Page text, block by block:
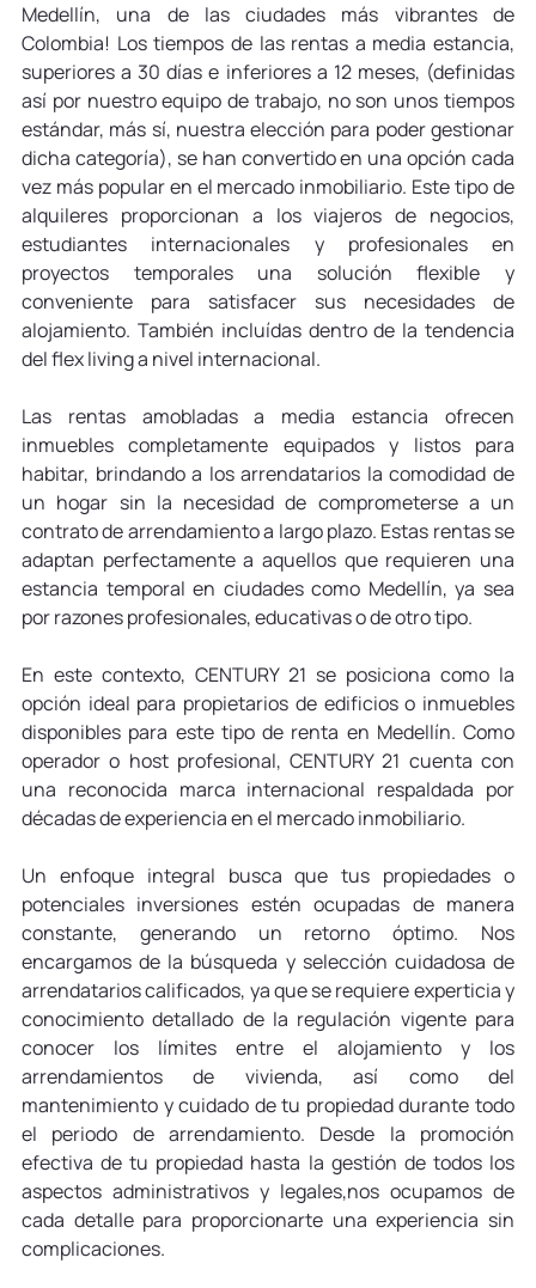
Medellín, una de las ciudades más vibrantes de
Colombia! Los tiempos de las rentas a media estancia,
superiores a 30 días e inferiores a 12 meses, (definidas
así por nuestro equipo de trabajo, no son unos tiempos
estándar, más sí, nuestra elección para poder gestionar
dicha categoría), se han convertido en una opción cada
vez más popular en el mercado inmobiliario. Este tipo de
alquileres proporcionan a los viajeros de negocios,
estudiantes internacionales y profesionales en
proyectos temporales una solución flexible y
conveniente para satisfacer sus necesidades de
alojamiento. También incluídas dentro de la tendencia
del flex living a nivel internacional.
Las rentas amobladas a media estancia ofrecen
inmuebles completamente equipados y listos para
habitar, brindando a los arrendatarios la comodidad de
un hogar sin la necesidad de comprometerse a un
contrato de arrendamiento a largo plazo. Estas rentas se
adaptan perfectamente a aquellos que requieren una
estancia temporal en ciudades como Medellín, ya sea
por razones profesionales, educativas o de otro tipo.
En este contexto, CENTURY 21 se posiciona como la
opción ideal para propietarios de edificios o inmuebles
disponibles para este tipo de renta en Medellín. Como
operador o host profesional, CENTURY 21 cuenta con
una reconocida marca internacional respaldada por
décadas de experiencia en el mercado inmobiliario.
Un enfoque integral busca que tus propiedades o
potenciales inversiones estén ocupadas de manera
constante, generando un retorno óptimo. Nos
encargamos de la búsqueda y selección cuidadosa de
arrendatarios calificados, ya que se requiere experticia y
conocimiento detallado de la regulación vigente para
conocer los límites entre el alojamiento y los
arrendamientos de vivienda, así como del
mantenimiento y cuidado de tu propiedad durante todo
el periodo de arrendamiento. Desde la promoción
efectiva de tu propiedad hasta la gestión de todos los
aspectos administrativos y legales,nos ocupamos de
cada detalle para proporcionarte una experiencia sin
complicaciones.